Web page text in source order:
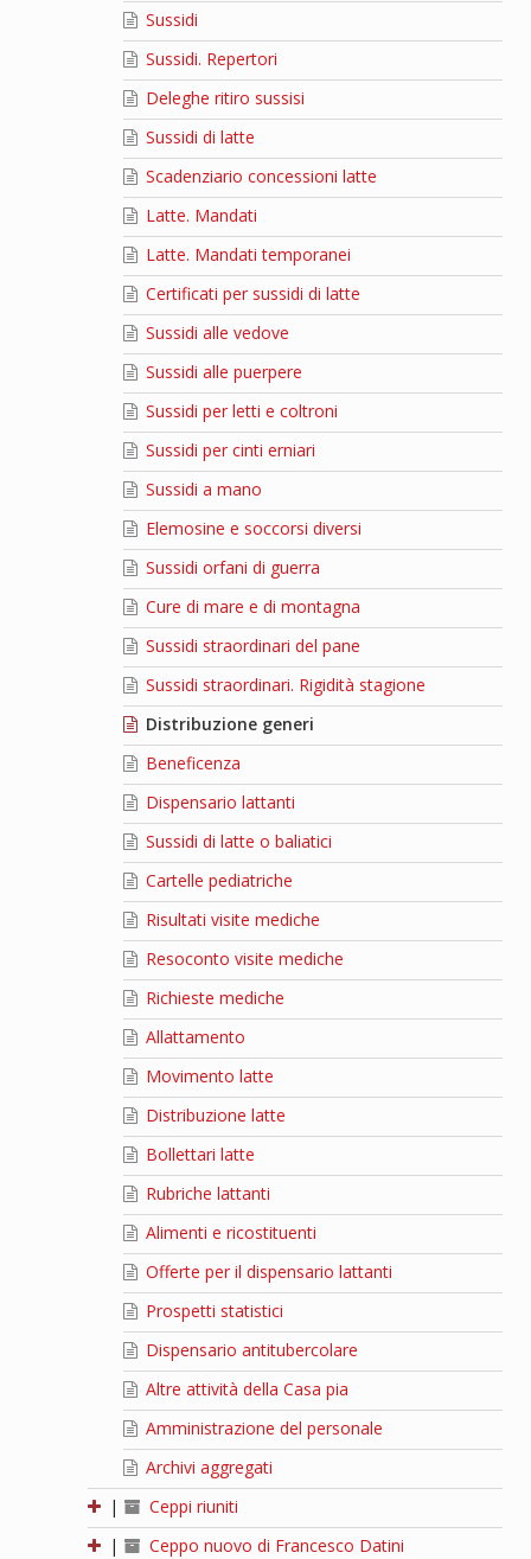
Sussidi
Sussidi. Repertori
Deleghe ritiro sussisi
Sussidi di latte
Scadenziario concessioni latte
Latte. Mandati
Latte. Mandati temporanei
Certificati per sussidi di latte
Sussidi alle vedove
Sussidi alle puerpere
Sussidi per letti e coltroni
Sussidi per cinti erniari
Sussidi a mano
Elemosine e soccorsi diversi
Sussidi orfani di guerra
Cure di mare e di montagna
Sussidi straordinari del pane
Sussidi straordinari. Rigidità stagione
Distribuzione generi
Beneficenza
Dispensario lattanti
Sussidi di latte o baliatici
Cartelle pediatriche
Risultati visite mediche
Resoconto visite mediche
Richieste mediche
Allattamento
Movimento latte
Distribuzione latte
Bollettari latte
Rubriche lattanti
Alimenti e ricostituenti
Offerte per il dispensario lattanti
Prospetti statistici
Dispensario antitubercolare
Altre attività della Casa pia
Amministrazione del personale
Archivi aggregati
|
Ceppi riuniti
|
Ceppo nuovo di Francesco Datini